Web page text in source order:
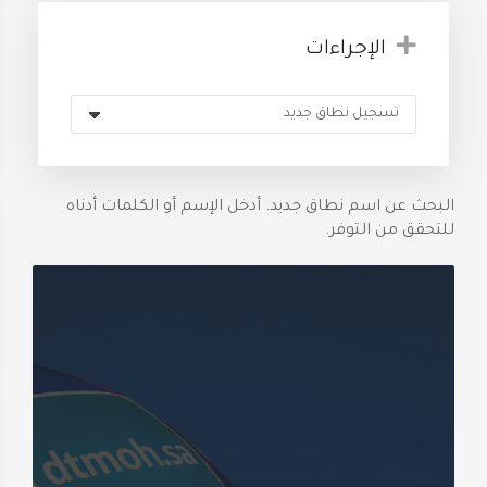
الإجراءات
البحث عن اسم نطاق جديد. أدخل الإسم أو الكلمات أدناه
للتحقق من التوفر.